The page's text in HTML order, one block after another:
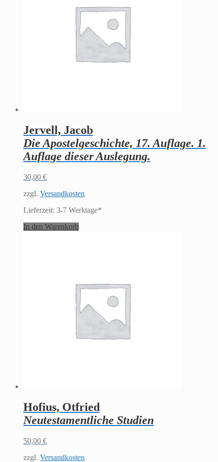
Jervell, Jacob
Die Apostelgeschichte, 17. Auflage. 1.
Auflage dieser Auslegung.
30,00 €
zzgl. Versandkosten
Lieferzeit: 3-7 Werktage*
In den Warenkorb
Hofius, Otfried
Neutestamentliche Studien
50,00 €
zzgl. Versandkosten